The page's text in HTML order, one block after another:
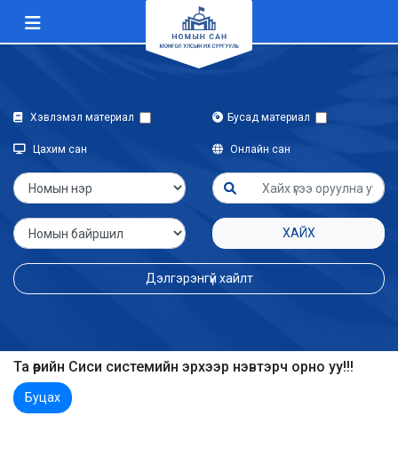
Хэвлэмэл материал Бусад материал
Цахим сан Онлайн сан
ХАЙХ
Дэлгэрэнгүй хайлт
Та өөрийн Сиси системийн эрхээр нэвтэрч орно уу!!!
Буцах